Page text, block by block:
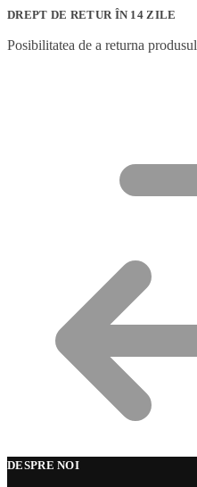
DREPT DE RETUR ÎN 14 ZILE
Posibilitatea de a returna produsul
DESPRE NOI